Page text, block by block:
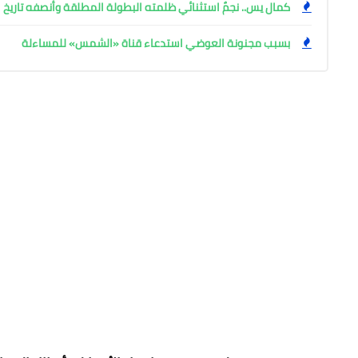
كمال يس.. نجمٌ استثنائي ظلمته البطولة المطلقة وأنصفه تاريخ
بسبب مجنونة العوضي استدعاء قناة «الشمس» للمساءلة